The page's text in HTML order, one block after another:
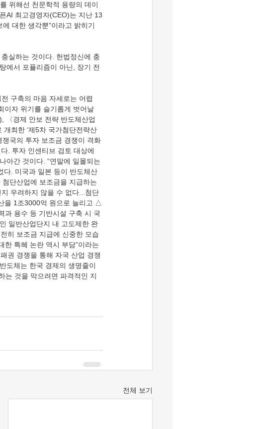
위해선 천문학적 용량의 데이
AI 최고경영자(CEO)는 지난 13
대한 생각뿐”이라고 밝히기
에서 포퓰리즘이 아닌, 장기 전
이자 위기를 슬기롭게 벗어날
〈경제 안보 전략 반도체산업
최한 ‘제5차 국가첨단전략산
쟁국의 투자 보조금 경쟁이 격화
. 투자 인센티브 검토 대상에
아간 것이다. “연말에 일몰되는
다. 미국과 일본 등이 반도체산
단산업에 보조금을 지급하는
우려하지 않을 수 없다...첨단
을 1조3000억 원으로 늘리고 △
용수 등 기반시설 구축 시 국
일반산업단지 내 고도제한 완
히 보조금 지급에 신중한 모습
한 특혜 논란 역시 부담”이라는
권 경쟁을 통해 자국 산업 경쟁
도체는 한국 경제의 생명줄이
는 것을 막으려면 파격적인 지
전체 보기